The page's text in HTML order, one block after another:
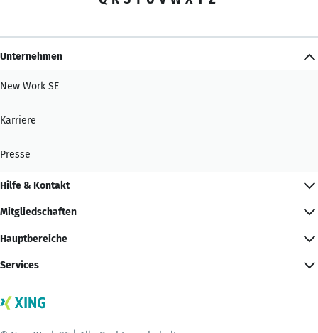
Unternehmen
New Work SE
Karriere
Presse
Hilfe & Kontakt
Mitgliedschaften
Hauptbereiche
Services